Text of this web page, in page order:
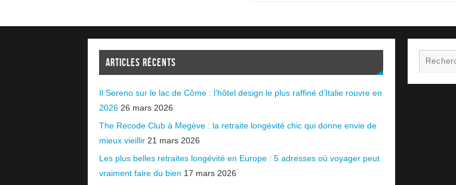
ARTICLES RÉCENTS
Il Sereno sur le lac de Côme : l’hôtel design le plus raffiné d’Italie rouvre en
2026 26 mars 2026
The Recode Club à Megève : la retraite longévité chic qui donne envie de
mieux vieillir 21 mars 2026
Les plus belles retraites longévité en Europe : 5 adresses où voyager peut
vraiment faire du bien 17 mars 2026